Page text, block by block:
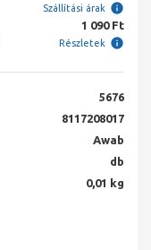
Szállítási árak
1 090 Ft
Részletek
5676
8117208017
Awab
db
0,01 kg